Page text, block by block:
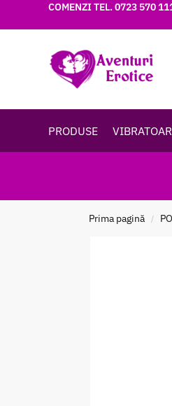
COMENZI TEL.0723 570
PRODUSE
Prima pagină /